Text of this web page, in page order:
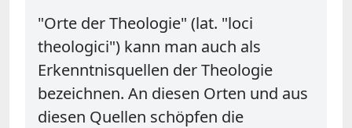
"Orte der Theologie" (lat. "loci
theologici") kann man auch als
Erkenntnisquellen der Theologie
bezeichnen. An diesen Orten und aus
diesen Quellen schöpfen die